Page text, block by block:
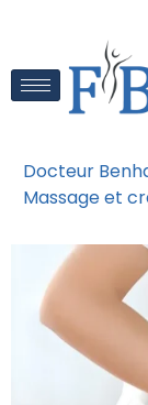
Docteur
Massage et